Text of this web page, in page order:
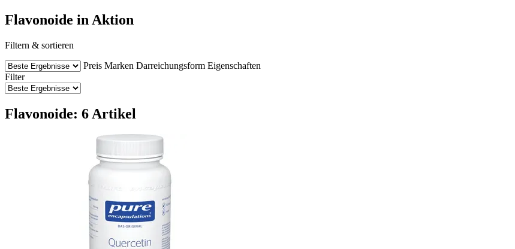
Flavonoide in Aktion
Filtern & sortieren
Preis Marken Darreichungsform Eigenschaften
Filter
Flavonoide: 6 Artikel